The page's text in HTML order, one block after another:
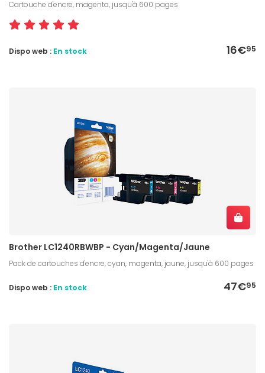
Cartouche d'encre, magenta, jusqu'à 600 pages
16€95
Dispo web : En stock
Brother LC1240RBWBP - Cyan/Magenta/Jaune
Pack de cartouches d'encre, cyan, magenta, jaune, jusqu'à 600 pages
47€95
Dispo web : En stock